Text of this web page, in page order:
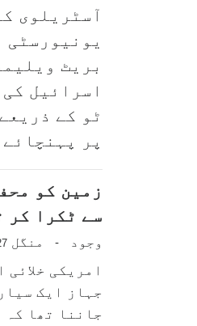
آسٹریلوی
یونیورسٹی
بریٹ
اسرائیل
ٹو کے
پر
زمین کو
سے ٹکرا کر
وجود - منگل
امریکی
جہاز ایک
جاننا تھا کہ